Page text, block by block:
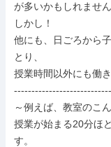
が多いかもしれません
しかし！
他にも、日ごろから
とり、
授業時間以外にも働
～例えば、教室のこ
授業が始まる20分ほ
す。